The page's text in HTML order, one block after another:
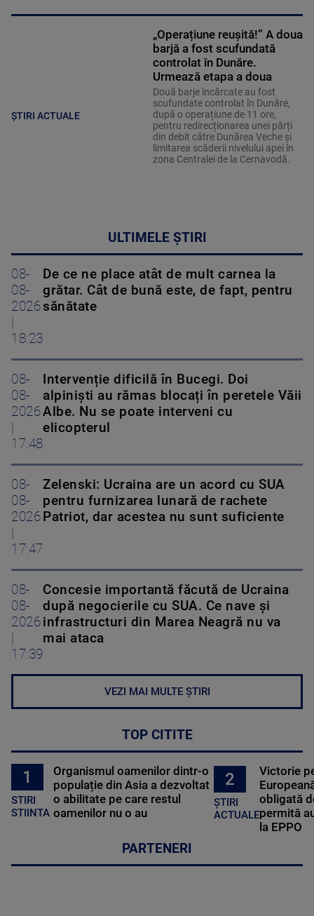
ȘTIRI ACTUALE
„Operațiune reușită!” A doua
barjă a fost scufundată
controlat în Dunăre.
Urmează etapa a doua
Două barje încărcate au fost
scufundate controlat în Dunăre,
după o operațiune de 11 ore,
pentru redirecționarea unei părți
din debit către Dunărea Veche și
limitarea scăderii nivelului apei în
zona Centralei de la Cernavodă.
ULTIMELE ȘTIRI
08-
08-
2026
18:23
De ce ne place atât de mult carnea la
grătar. Cât de bună este, de fapt, pentru
sănătate
08-
08-
2026
17:48
Intervenție dificilă în Bucegi. Doi
alpiniști au rămas blocați în peretele Văii
Albe. Nu se poate interveni cu
elicopterul
08-
08-
2026
17:47
Zelenski: Ucraina are un acord cu SUA
pentru furnizarea lunară de rachete
Patriot, dar acestea nu sunt suficiente
08-
08-
2026
17:39
Concesie importantă făcută de Ucraina
după negocierile cu SUA. Ce nave şi
infrastructuri din Marea Neagră nu va
mai ataca
VEZI MAI MULTE ȘTIRI
TOP CITITE
1
STIRI
STIINTA
Organismul oamenilor dintr-o
populație din Asia a dezvoltat
o abilitate pe care restul
oamenilor nu o au
2
ȘTIRI
ACTUALE
Victorie
obligată
permită
la EPPO
PARTENERI